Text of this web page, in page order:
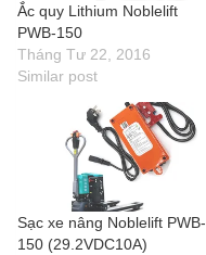
Ắc quy Lithium Noblelift
PWB-150
Tháng Tư 22, 2016
Similar post
Sạc xe nâng Noblelift PWB-
150 (29.2VDC10A)